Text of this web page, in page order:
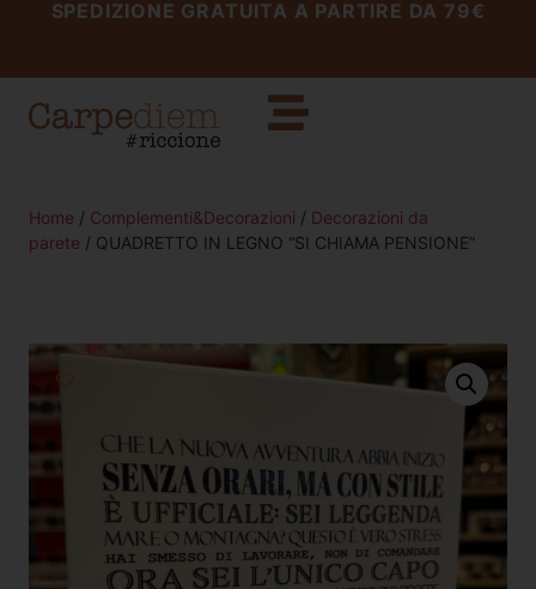
SPEDIZIONE GRATUITA A PARTIRE DA 79€
Home / Complementi&Decorazioni / Decorazioni da
parete / QUADRETTO IN LEGNO “SI CHIAMA PENSIONE”